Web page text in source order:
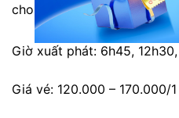
cho khách hàng đi đường
Giờ xuất phát: 6h45,
Giá vé: 120.000 – 170.000/